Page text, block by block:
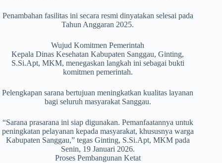
Penambahan fasilitas ini secara resmi dinyatakan selesai pada
Tahun Anggaran 2025.
Wujud Komitmen Pemerintah
Kepala Dinas Kesehatan Kabupaten Sanggau, Ginting,
S.Si.Apt, MKM, menegaskan langkah ini sebagai bukti
komitmen pemerintah.
Pelengkapan sarana bertujuan meningkatkan kualitas layanan
bagi seluruh masyarakat Sanggau.
“Sarana prasarana ini siap digunakan. Pemanfaatannya untuk
peningkatan pelayanan kepada masyarakat, khususnya warga
Kabupaten Sanggau,” tegas Ginting, S.Si.Apt, MKM pada
Senin, 19 Januari 2026.
Proses Pembangunan Ketat